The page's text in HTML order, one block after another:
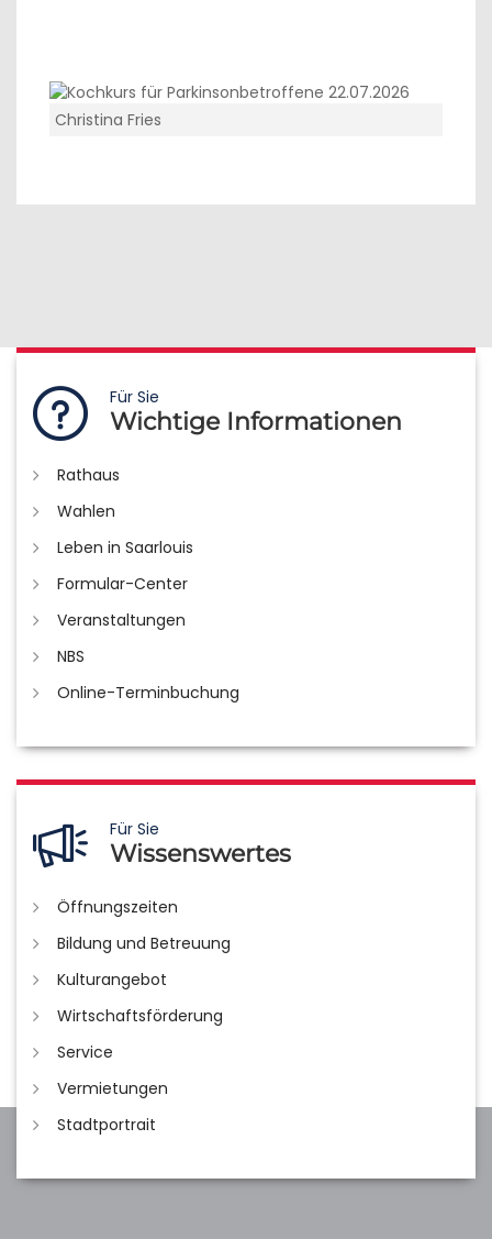
Christina Fries
Für Sie
Wichtige Informationen
Rathaus
Wahlen
Leben in Saarlouis
Formular-Center
Veranstaltungen
NBS
Online-Terminbuchung
Für Sie
Wissenswertes
Öffnungszeiten
Bildung und Betreuung
Kulturangebot
Wirtschaftsförderung
Service
Vermietungen
Stadtportrait